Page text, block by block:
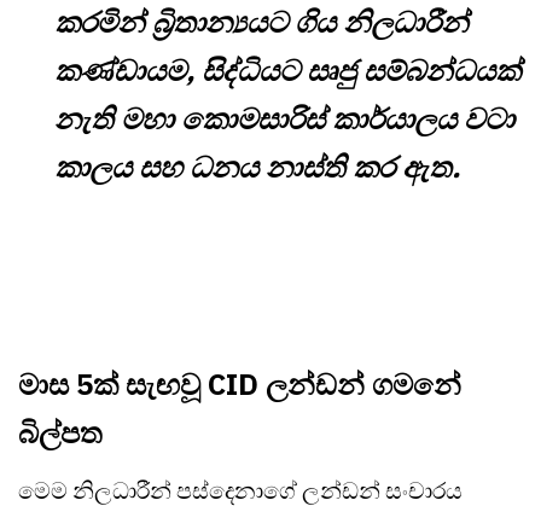
කරමින් බ්‍රිතාන්‍යයට ගිය නිලධාරීන්
කණ්ඩායම, සිද්ධියට සෘජු සම්බන්ධයක්
නැති මහා කොමසාරිස් කාර්යාලය වටා
කාලය සහ ධනය නාස්ති කර ඇත.
මාස 5ක් සැඟවූ CID ලන්ඩන් ගමනේ
බිල්පත
මෙම නිලධාරීන් පස්දෙනාගේ ලන්ඩන් සංචාරය